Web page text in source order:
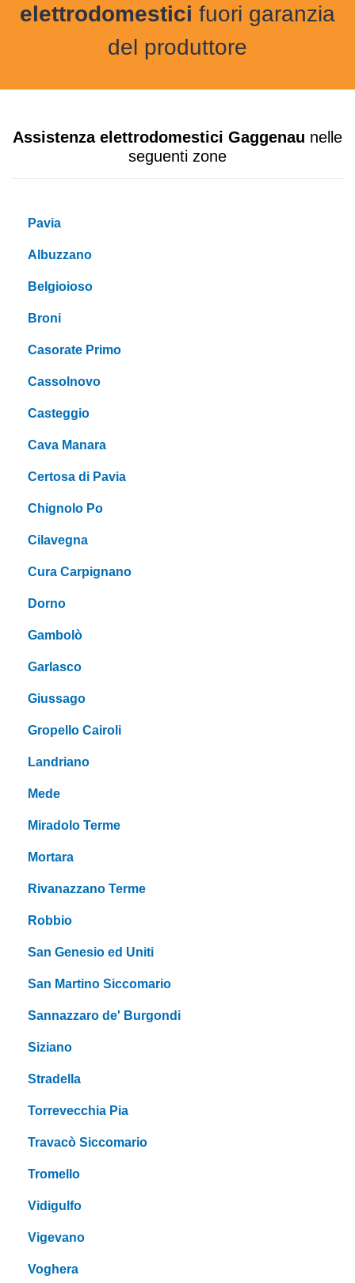
elettrodomestici fuori garanzia
del produttore
Assistenza elettrodomestici Gaggenau nelle
seguenti zone
Pavia
Albuzzano
Belgioioso
Broni
Casorate Primo
Cassolnovo
Casteggio
Cava Manara
Certosa di Pavia
Chignolo Po
Cilavegna
Cura Carpignano
Dorno
Gambolò
Garlasco
Giussago
Gropello Cairoli
Landriano
Mede
Miradolo Terme
Mortara
Rivanazzano Terme
Robbio
San Genesio ed Uniti
San Martino Siccomario
Sannazzaro de' Burgondi
Siziano
Stradella
Torrevecchia Pia
Travacò Siccomario
Tromello
Vidigulfo
Vigevano
Voghera